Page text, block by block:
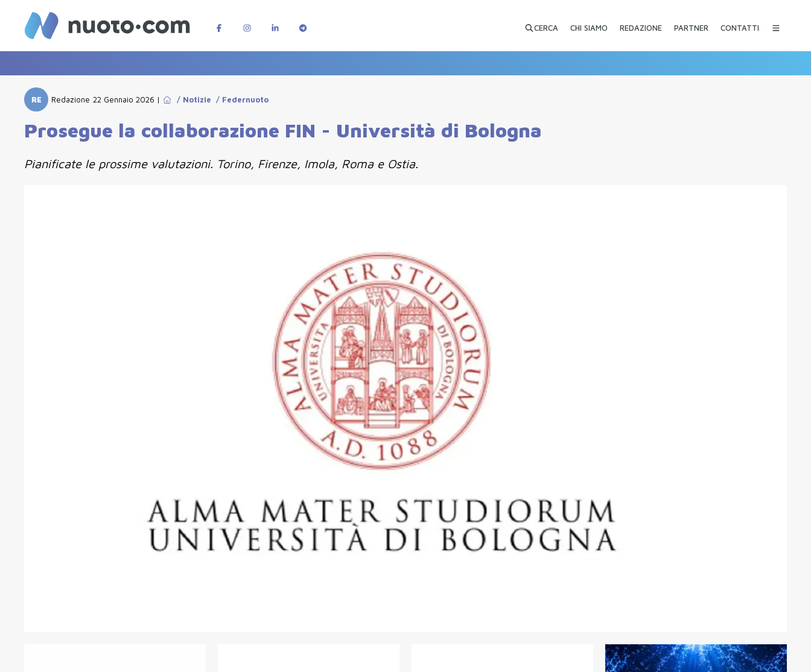
CERCA CHI SIAMO REDAZIONE PARTNER CONTATTI
RE Redazione 22 Gennaio 2026 | / Notizie / Federnuoto
Prosegue la collaborazione FIN - Università di Bologna
Pianificate le prossime valutazioni. Torino, Firenze, Imola, Roma e Ostia.